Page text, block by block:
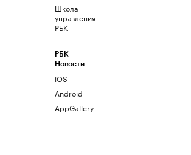
Школа
управления
РБК
РБК
Новости
iOS
Android
AppGallery